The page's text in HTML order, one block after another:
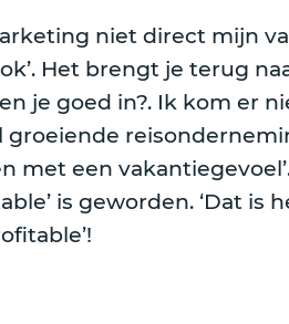
niet direct mijn
Het brengt je terug
je goed in?. Ik kom er
groeiende
met een
is geworden. ‘Dat is